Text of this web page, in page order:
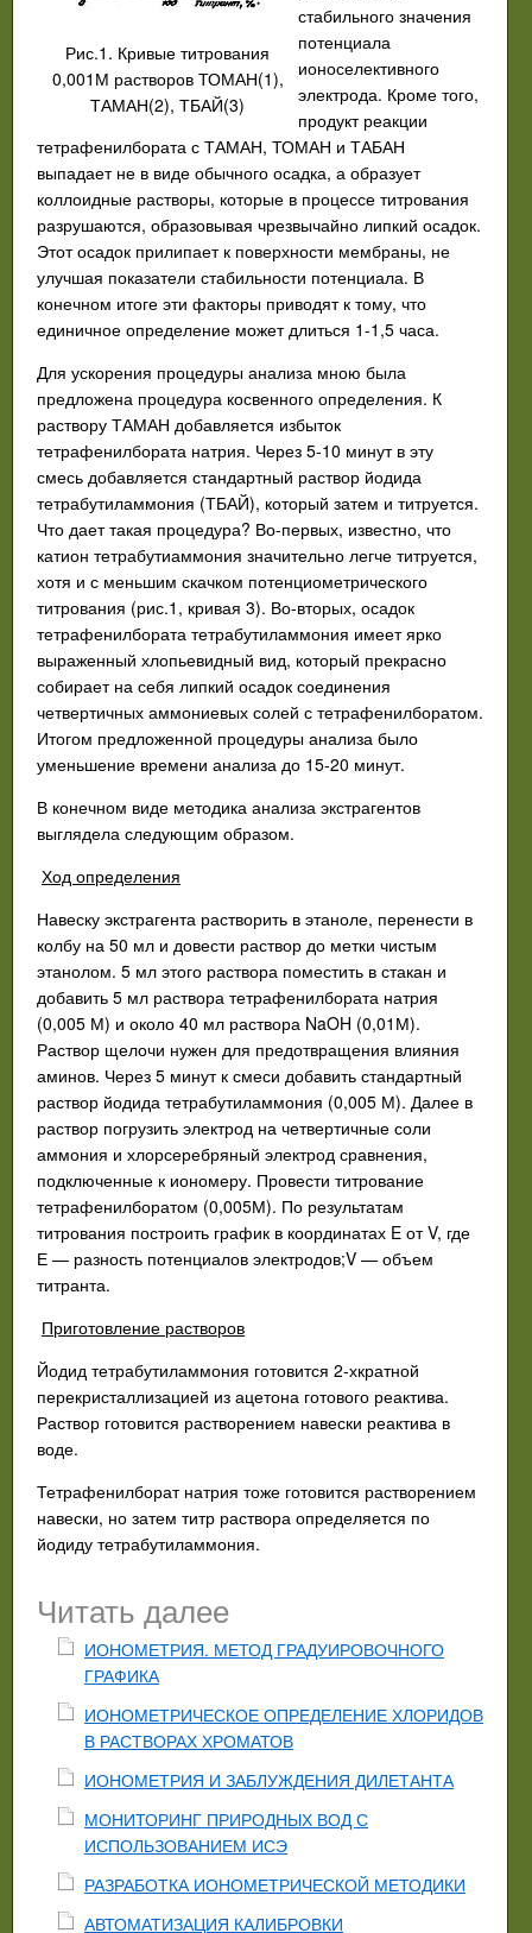
Рис.1. Кривые титрования
0,001М растворов ТОМАН(1),
ТАМАН(2), ТБАЙ(3)
стабильного значения
потенциала
ионоселективного
электрода. Кроме того,
продукт реакции
тетрафенилбората с ТАМАН, ТОМАН и ТАБАН
выпадает не в виде обычного осадка, а образует
коллоидные растворы, которые в процессе титрования
разрушаются, образовывая чрезвычайно липкий осадок.
Этот осадок прилипает к поверхности мембраны, не
улучшая показатели стабильности потенциала. В
конечном итоге эти факторы приводят к тому, что
единичное определение может длиться 1-1,5 часа.
Для ускорения процедуры анализа мною была
предложена процедура косвенного определения. К
раствору ТАМАН добавляется избыток
тетрафенилбората натрия. Через 5-10 минут в эту
смесь добавляется стандартный раствор йодида
тетрабутиламмония (ТБАЙ), который затем и титруется.
Что дает такая процедура? Во-первых, известно, что
катион тетрабутиаммония значительно легче титруется,
хотя и с меньшим скачком потенциометрического
титрования (рис.1, кривая 3). Во-вторых, осадок
тетрафенилбората тетрабутиламмония имеет ярко
выраженный хлопьевидный вид, который прекрасно
собирает на себя липкий осадок соединения
четвертичных аммониевых солей с тетрафенилборатом.
Итогом предложенной процедуры анализа было
уменьшение времени анализа до 15-20 минут.
В конечном виде методика анализа экстрагентов
выглядела следующим образом.
Ход определения
Навеску экстрагента растворить в этаноле, перенести в
колбу на 50 мл и довести раствор до метки чистым
этанолом. 5 мл этого раствора поместить в стакан и
добавить 5 мл раствора тетрафенилбората натрия
(0,005 М) и около 40 мл раствора NaOH (0,01М).
Раствор щелочи нужен для предотвращения влияния
аминов. Через 5 минут к смеси добавить стандартный
раствор йодида тетрабутиламмония (0,005 М). Далее в
раствор погрузить электрод на четвертичные соли
аммония и хлорсеребряный электрод сравнения,
подключенные к иономеру. Провести титрование
тетрафенилборатом (0,005М). По результатам
титрования построить график в координатах E от V, где
Е — разность потенциалов электродов;V — объем
титранта.
Приготовление растворов
Йодид тетрабутиламмония готовится 2-хкратной
перекристаллизацией из ацетона готового реактива.
Раствор готовится растворением навески реактива в
воде.
Тетрафенилборат натрия тоже готовится растворением
навески, но затем титр раствора определяется по
йодиду тетрабутиламмония.
Читать далее
ИОНОМЕТРИЯ. МЕТОД ГРАДУИРОВОЧНОГО
ГРАФИКА
ИОНОМЕТРИЧЕСКОЕ ОПРЕДЕЛЕНИЕ ХЛОРИДОВ
В РАСТВОРАХ ХРОМАТОВ
ИОНОМЕТРИЯ И ЗАБЛУЖДЕНИЯ ДИЛЕТАНТА
МОНИТОРИНГ ПРИРОДНЫХ ВОД С
ИСПОЛЬЗОВАНИЕМ ИСЭ
РАЗРАБОТКА ИОНОМЕТРИЧЕСКОЙ МЕТОДИКИ
АВТОМАТИЗАЦИЯ КАЛИБРОВКИ